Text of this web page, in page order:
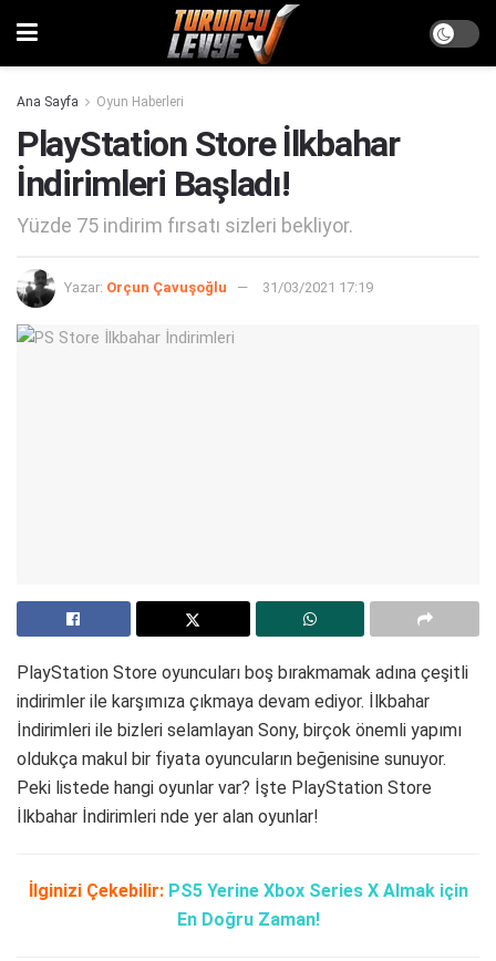
Ana Sayfa Oyun Haberleri
PlayStation Store İlkbahar
İndirimleri Başladı!
Yüzde 75 indirim fırsatı sizleri bekliyor.
Yazar: Orçun Çavuşoğlu 31/03/2021 17:19
PlayStation Store oyuncuları boş bırakmamak adına çeşitli
indirimler ile karşımıza çıkmaya devam ediyor. İlkbahar
İndirimleri ile bizleri selamlayan Sony, birçok önemli yapımı
oldukça makul bir fiyata oyuncuların beğenisine sunuyor.
Peki listede hangi oyunlar var? İşte PlayStation Store
İlkbahar İndirimleri nde yer alan oyunlar!
İlginizi Çekebilir: PS5 Yerine Xbox Series X Almak için
En Doğru Zaman!